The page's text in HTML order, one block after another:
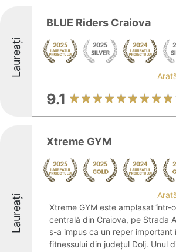
Laureați
BLUE Riders Craiova
9.1
Laureați
Xtreme GYM
Xtreme GYM este amplasat într-
centrală din Craiova, pe Strada
s-a impus ca un reper important
fitnessului din județul Dolj. Unul